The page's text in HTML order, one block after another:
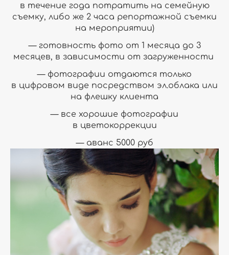
в течение года потратить на семейную
съемку, либо же 2 часа репортажной съемки
на мероприятии)
— готовность фото от 1 месяца до 3
месяцев, в зависимости от загруженности
— фотографии отдаются только
в цифровом виде посредством эл.облака или
на флешку клиента
— все хорошие фотографии
в цветокоррекции
— аванс 5000 руб